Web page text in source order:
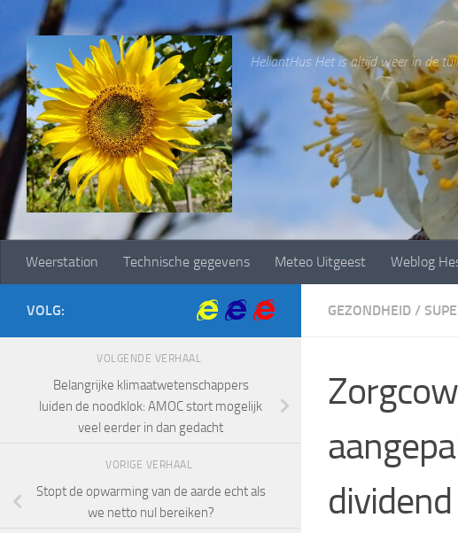
Doorgaan naar inhoud
HeliantHus Het is altijd weer in de
Weerstation Technische gegevens Meteo Uitgeest Weblog
GEZONDHEID /
VOLG:
VOLGENDE VERHAAL
Belangrijke klimaatwetenschappers
luiden de noodklok: AMOC stort mogelijk
veel eerder in dan gedacht
VORIGE VERHAAL
Stopt de opwarming van de aarde echt als
we netto nul bereiken?